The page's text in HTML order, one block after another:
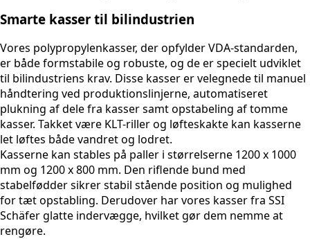
Smarte kasser til bilindustrien
Vores polypropylenkasser, der opfylder VDA-standarden,
er både formstabile og robuste, og de er specielt udviklet
til bilindustriens krav. Disse kasser er velegnede til manuel
håndtering ved produktionslinjerne, automatiseret
plukning af dele fra kasser samt opstabeling af tomme
kasser. Takket være KLT-riller og løfteskakte kan kasserne
let løftes både vandret og lodret.
Kasserne kan stables på paller i størrelserne 1200 x 1000
mm og 1200 x 800 mm. Den riflende bund med
stabelfødder sikrer stabil stående position og mulighed
for tæt opstabling. Derudover har vores kasser fra SSI
Schäfer glatte indervægge, hvilket gør dem nemme at
rengøre.